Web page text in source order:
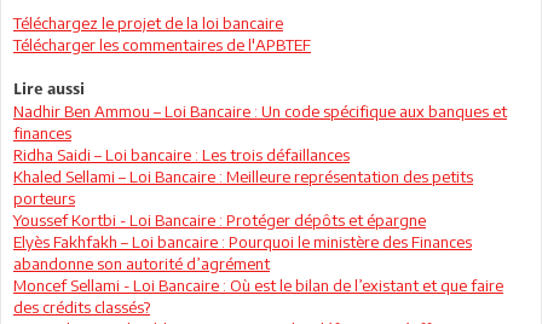
Téléchargez le projet de la loi bancaire
Télécharger les commentaires de l'APBTEF
Lire aussi
Nadhir Ben Ammou – Loi Bancaire : Un code spécifique aux banques et
finances
Ridha Saidi – Loi bancaire : Les trois défaillances
Khaled Sellami – Loi Bancaire : Meilleure représentation des petits
porteurs
Youssef Kortbi - Loi Bancaire : Protéger dépôts et épargne
Elyès Fakhfakh – Loi bancaire : Pourquoi le ministère des Finances
abandonne son autorité d’agrément
Moncef Sellami - Loi Bancaire : Où est le bilan de l’existant et que faire
des crédits classés?